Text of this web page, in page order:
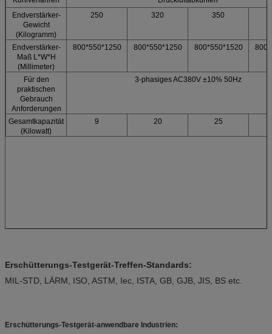
Endverstärker-
Gewicht
(Kilogramm)
250 320 350
Endverstärker-
Maß L*W*H
(Millimeter)
800*550*1250 800*550*1250 800*550*1520
Für den
praktischen
Gebrauch
Anforderungen
3-phasiges AC380V ±10% 50Hz
Gesamtkapazität
(Kilowatt)
9 20 25
Erschütterungs-Testgerät-Treffen-Standards:
MIL-STD, LÄRM, ISO, ASTM, Iec, ISTA, GB, GJB, JIS, BS etc.
Erschütterungs-Testgerät-anwendbare Industrien: